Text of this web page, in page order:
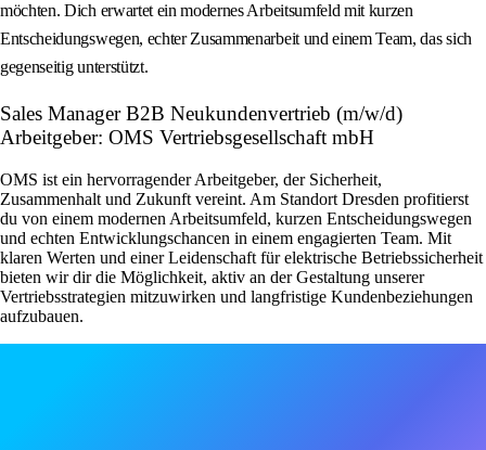
möchten. Dich erwartet ein modernes Arbeitsumfeld mit kurzen
Entscheidungswegen, echter Zusammenarbeit und einem Team, das sich
gegenseitig unterstützt.
Sales Manager B2B Neukundenvertrieb (m/w/d)
Arbeitgeber: OMS Vertriebsgesellschaft mbH
OMS ist ein hervorragender Arbeitgeber, der Sicherheit,
Zusammenhalt und Zukunft vereint. Am Standort Dresden profitierst
du von einem modernen Arbeitsumfeld, kurzen Entscheidungswegen
und echten Entwicklungschancen in einem engagierten Team. Mit
klaren Werten und einer Leidenschaft für elektrische Betriebssicherheit
bieten wir dir die Möglichkeit, aktiv an der Gestaltung unserer
Vertriebsstrategien mitzuwirken und langfristige Kundenbeziehungen
aufzubauen.